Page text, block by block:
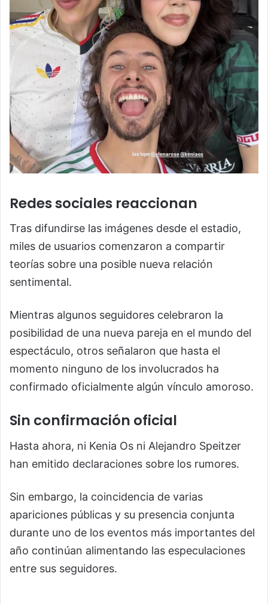
Redes sociales reaccionan
Tras difundirse las imágenes desde el estadio,
miles de usuarios comenzaron a compartir
teorías sobre una posible nueva relación
sentimental.
Mientras algunos seguidores celebraron la
posibilidad de una nueva pareja en el mundo del
espectáculo, otros señalaron que hasta el
momento ninguno de los involucrados ha
confirmado oficialmente algún vínculo amoroso.
Sin confirmación oficial
Hasta ahora, ni Kenia Os ni Alejandro Speitzer
han emitido declaraciones sobre los rumores.
Sin embargo, la coincidencia de varias
apariciones públicas y su presencia conjunta
durante uno de los eventos más importantes del
año continúan alimentando las especulaciones
entre sus seguidores.